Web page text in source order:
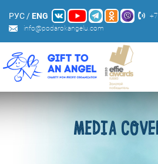
РУС / ENG
info@podarokangelu.com
MEDIA